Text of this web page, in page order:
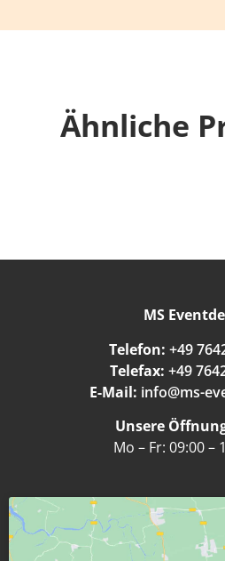
Ähnliche
MS
Telefon: +49
Telefax: +49
E-Mail: info@ms-
Unsere
Mo – Fr: 09:00 –